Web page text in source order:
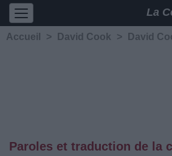
La
Accueil > David Cook > David
Paroles et traduction de la